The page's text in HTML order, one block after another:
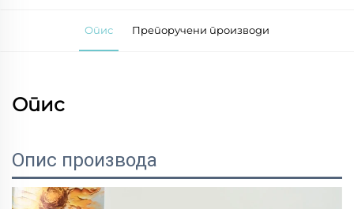
Опис Препоручени производи
Опис
Опис производа